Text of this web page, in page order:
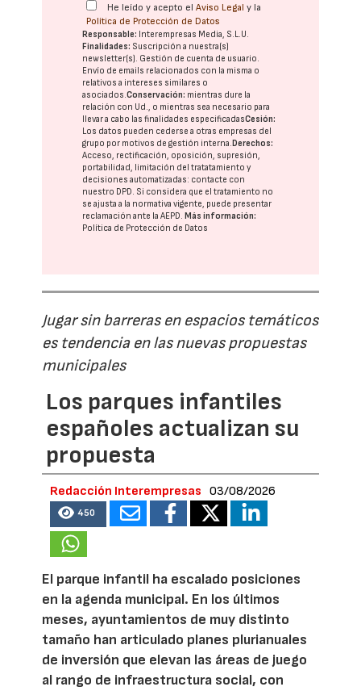
He leído y acepto elAviso Legal y la
Política de Protección de Datos
Responsable: Interempresas Media, S.L.U.
Finalidades: Suscripción a nuestra(s)
newsletter(s). Gestión de cuenta de usuario.
Envío de emails relacionados con la misma o
relativos a intereses similares o
asociados.Conservación: mientras dure la
relación con Ud., o mientras sea necesario para
llevar a cabo las finalidades especificadasCesión:
Los datos pueden cederse a otras empresas del
grupo por motivos de gestión interna.Derechos:
Acceso, rectificación, oposición, supresión,
portabilidad, limitación del tratatamiento y
decisiones automatizadas: contacte con
nuestro DPD. Si considera que el tratamiento no
se ajusta a la normativa vigente, puede presentar
reclamación ante laAEPD.Más información:
Política de Protección de Datos
Jugar sin barreras en espacios temáticos
es tendencia en las nuevas propuestas
municipales
Los parques infantiles
españoles actualizan su
propuesta
Redacción Interempresas 03/08/2026
450
El parque infantil ha escalado posiciones
en la agenda municipal. En los últimos
meses, ayuntamientos de muy distinto
tamaño han articulado planes plurianuales
de inversión que elevan las áreas de juego
al rango de infraestructura social, con